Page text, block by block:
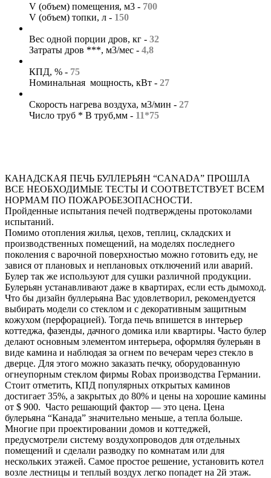
V (объем) помещения, м3 - 700
V (объем) топки, л - 150
Вес одной порции дров, кг - 32
Затраты дров ***, м3/мес - 4,8
КПД, % - 75
Номинальная мощность, кВт - 27
Скорость нагрева воздуха, м3/мин - 27
Число труб * В труб,мм - 11*75
КАНАДСКАЯ ПЕЧЬ БУЛЛЕРЬЯН “CANADA” ПРОШЛА
ВСЕ НЕОБХОДИМЫЕ ТЕСТЫ И СООТВЕТСТВУЕТ ВСЕМ
НОРМАМ ПО ПОЖАРОБЕЗОПАСНОСТИ.
Пройденные испытания печей подтверждены протоколами
испытаний.
Помимо отопления жилья, цехов, теплиц, складских и
производственных помещений, на моделях последнего
поколения с варочной поверхностью можно готовить еду, не
завися от плановых и неплановых отключений или аварий.
Булер так же используют для сушки различной продукции.
Булерьян устанавливают даже в квартирах, если есть дымоход.
Что бы дизайн буллерьяна Вас удовлетворил, рекомендуется
выбирать модели со стеклом и с декоративным защитным
кожухом (перфорацией). Тогда печь впишется в интерьер
коттеджа, фазенды, дачного домика или квартиры. Часто булер
делают основным элементом интерьера, оформляя булерьян в
виде камина и наблюдая за огнем по вечерам через стекло в
дверце. Для этого можно заказать печку, оборудованную
огнеупорным стеклом фирмы Robax производства Германии.
Стоит отметить, КПД популярных открытых каминов
достигает 35%, а закрытых до 80% и цены на хорошие камины
от $ 900. Часто решающий фактор — это цена. Цена
булерьяна “Канада” значительно меньше, а тепла больше.
Многие при проектировании домов и коттеджей,
предусмотрели систему воздухопроводов для отдельных
помещений и сделали разводку по комнатам или для
нескольких этажей. Самое простое решение, установить котел
возле лестницы и теплый воздух легко попадет на 2й этаж.